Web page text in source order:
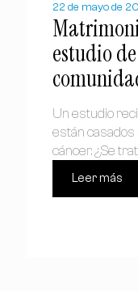
22 de mayo de
estudio
Un estudio
están
cáncer. ¿Se
Leer más